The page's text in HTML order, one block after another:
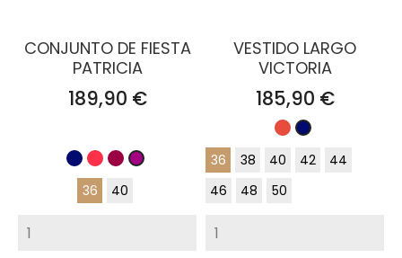
CONJUNTO DE FIESTA
PATRICIA
Precio
189,90 €
Azul
Marino
CoralBurdeosBuganvilla
36
40
VESTIDO LARGO
VICTORIA
Precio
185,90 €
RojoAzul
Marino
36 38 40 42
44
46
48 50